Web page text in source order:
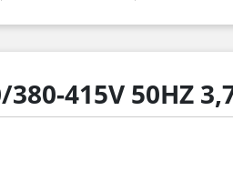
380-415V 50HZ